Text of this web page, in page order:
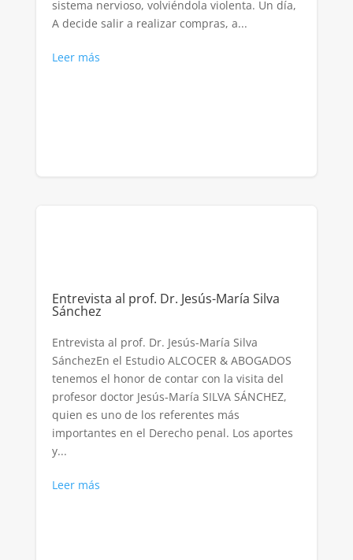
sistema nervioso, volviéndola violenta. Un día,
A decide salir a realizar compras, a...
Leer más
Entrevista al prof. Dr. Jesús-María Silva
Sánchez
Entrevista al prof. Dr. Jesús-María Silva
SánchezEn el Estudio ALCOCER & ABOGADOS
tenemos el honor de contar con la visita del
profesor doctor Jesús-María SILVA SÁNCHEZ,
quien es uno de los referentes más
importantes en el Derecho penal. Los aportes
y...
Leer más